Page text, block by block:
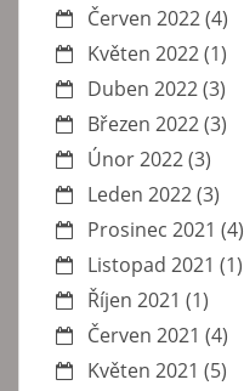
Červen 2022(4)
Květen 2022(1)
Duben 2022(3)
Březen 2022(3)
Únor 2022(3)
Leden 2022(3)
Prosinec 2021 (4)
Listopad 2021 (1)
Říjen 2021 (1)
Červen 2021 (4)
Květen 2021 (5)